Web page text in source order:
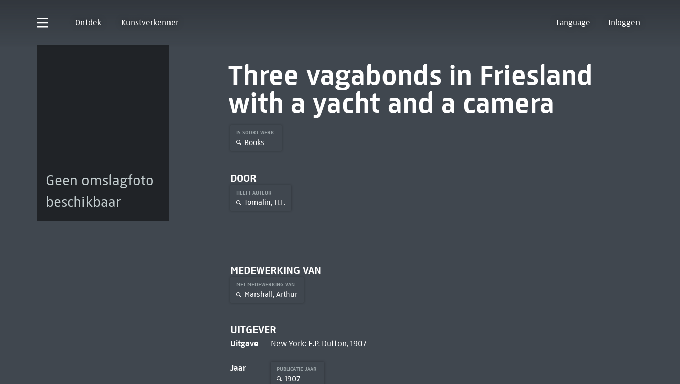
Ontdek Kunstverkenner Language Inloggen
Geen omslagfoto
beschikbaar
Three vagabonds in Friesland
with a yacht and a camera
IS SOORT WERK
Books
DOOR
HEEFT AUTEUR
Tomalin, H.F.
MEDEWERKING VAN
MET MEDEWERKING VAN
Marshall, Arthur
UITGEVER
Uitgave New York: E.P. Dutton, 1907
Jaar PUBLICATIE JAAR
1907